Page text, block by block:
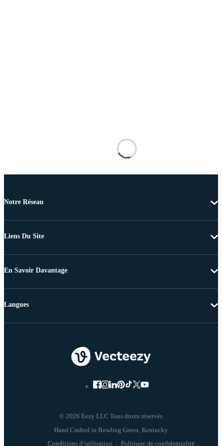
Notre Réseau
Liens Du Site
En Savoir Davantage
© 2026 Eezy LLC Tous droits réservés
Conditions d’utilisation
Politique de confidentialité
Langues